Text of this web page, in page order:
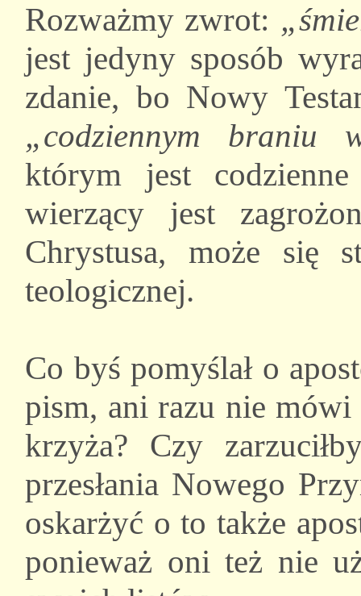
Rozważmy zwrot:
jest jedyny sposób
zdanie, bo Nowy
„codziennym braniu
którym jest codzienne
wierzący jest
Chrystusa, może się
teologicznej.
Co byś pomyślał o
pism, ani razu nie mówi
krzyża? Czy
przesłania Nowego
oskarżyć o to także
ponieważ oni też nie